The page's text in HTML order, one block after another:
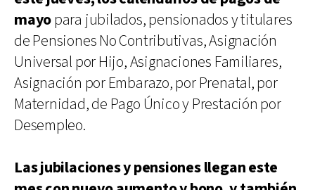
mayopara jubilados, pensionados y titulares
de Pensiones No Contributivas, Asignación
Universal por Hijo, Asignaciones Familiares,
Asignación por Embarazo, por Prenatal, por
Maternidad, de Pago Único y Prestación por
Desempleo.
Las jubilaciones y pensiones llegan este